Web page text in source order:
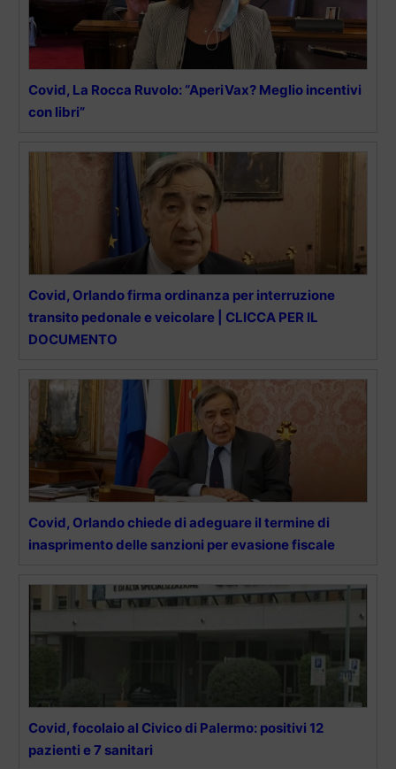
Covid, La Rocca Ruvolo: “AperiVax? Meglio incentivi
con libri”
Covid, Orlando firma ordinanza per interruzione
transito pedonale e veicolare | CLICCA PER IL
DOCUMENTO
Covid, Orlando chiede di adeguare il termine di
inasprimento delle sanzioni per evasione fiscale
Covid, focolaio al Civico di Palermo: positivi 12
pazienti e 7 sanitari